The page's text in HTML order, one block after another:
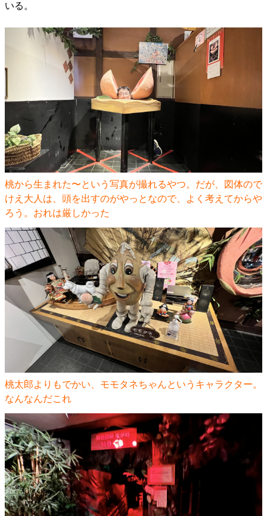
いる。
桃から生まれた〜という写真が撮れるやつ。だが、図体ので
けえ大人は、頭を出すのがやっとなので、よく考えてからや
ろう。おれは厳しかった
桃太郎よりもでかい、モモタネちゃんというキャラクター。
なんなんだこれ